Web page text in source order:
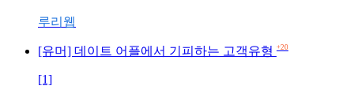
루리웹
[유머] 데이트 어플에서 기피하는 고객유형 +20
[1]